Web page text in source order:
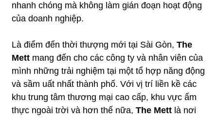
nhanh chóng mà không làm gián đoạn hoạt động
của doanh nghiệp.
Là điểm đến thời thượng mới tại Sài Gòn, The
Mett mang đến cho các công ty và nhân viên của
mình những trải nghiệm tại một tổ hợp năng động
và sầm uất nhất thành phố. Với vị trí liền kề các
khu trung tâm thương mại cao cấp, khu vực ẩm
thực ngoài trời và hơn thế nữa, The Mett là nơi